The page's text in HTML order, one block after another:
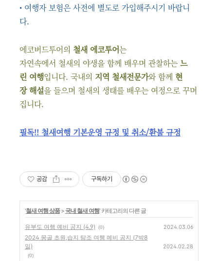
• 여행자 보험은 사전에 별도로 가입해주시기 바랍니
다.
에코버드투어의 철새 에코투어는
자연속에서 철새의 야생을 함께 배우며 관찰하는 느
린 여행입니다. 국내의 지역 철새전문가와 함께 현
장 해설을 들으며 철새의 생태를 배우는 여정으로 꾸며
집니다.
필독!! 철새여행 기본운영 규정 및 취소/환불 규정
공감 구독하기
'철새 여행 상품> 국내 철새 여행' 카테고리의 다른 글
유부도 여행 예비 공지 (4.9) (0) 2024.03.06
2024 몽골 초원,습지 탐조 여행 예비 공지 (7박8
일)
(0)
2024.02.28